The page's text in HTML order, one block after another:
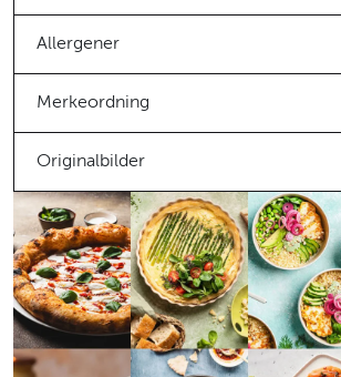
Allergener
Merkeordning
Originalbilder